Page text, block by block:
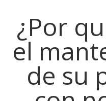
¿Por
el
de su